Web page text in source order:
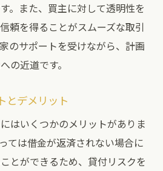
。また、買主に対して透明性を
頼を得ることがスムーズな取引
のサポートを受けながら、計画
の近道です。
とデメリット
はいくつかのメリットがありま
ては借金が返済されない場合に
とができるため、貸付リスクを